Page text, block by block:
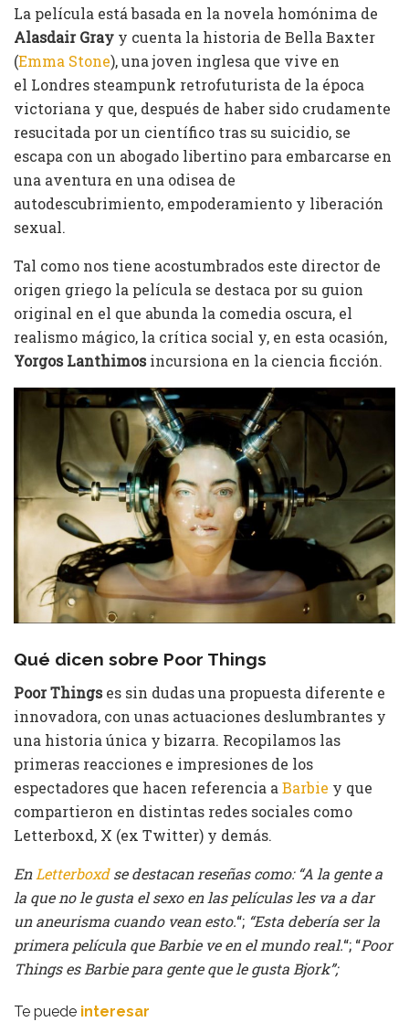
La película está basada en la novela homónima de
Alasdair Gray y cuenta la historia de Bella Baxter
(Emma Stone), una joven inglesa que vive en
el Londres steampunk retrofuturista de la época
victoriana y que, después de haber sido crudamente
resucitada por un científico tras su suicidio, se
escapa con un abogado libertino para embarcarse en
una aventura en una odisea de
autodescubrimiento, empoderamiento y liberación
sexual.
Tal como nos tiene acostumbrados este director de
origen griego la película se destaca por su guion
original en el que abunda la comedia oscura, el
realismo mágico, la crítica social y, en esta ocasión,
Yorgos Lanthimosincursiona en la ciencia ficción.
Qué dicen sobre Poor Things
Poor Thingses sin dudas una propuesta diferente e
innovadora, con unas actuaciones deslumbrantes y
una historia única y bizarra. Recopilamos las
primeras reacciones e impresiones de los
espectadores que hacen referencia a Barbie y que
compartieron en distintas redes sociales como
Letterboxd, X (ex Twitter) y demás.
En Letterboxdse destacan reseñas como: “A la gente a
la que no le gusta el sexo en las películas les va a dar
un aneurisma cuando vean esto.“; “Esta debería ser la
primera película que Barbie ve en el mundo real.“; “Poor
Things es Barbie para gente que le gusta Bjork”;
Te puede interesar